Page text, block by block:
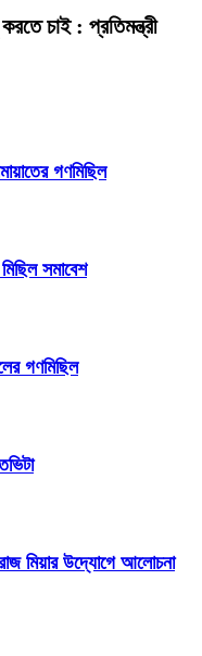
চাই : প্রতিমন্ত্রী
গণমিছিল
সমাবেশ
গণমিছিল
মিয়ার উদ্যোগে আলোচনা